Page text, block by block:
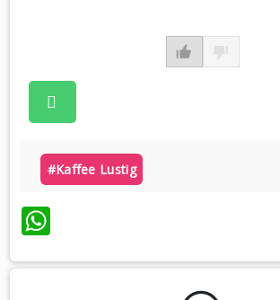
#kaffee Lustig
WhatsApp